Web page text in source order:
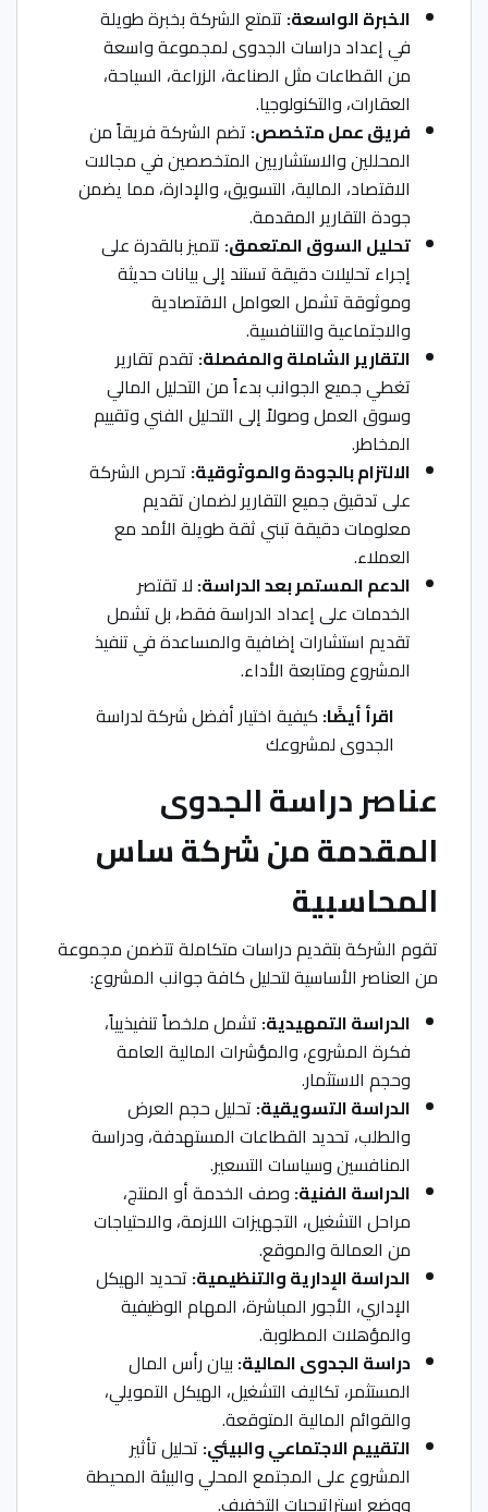
الخبرة الواسعة:تتمتع الشركة بخبرة طويلة
في إعداد دراسات الجدوى لمجموعة واسعة
من القطاعات مثل الصناعة، الزراعة، السياحة،
العقارات، والتكنولوجيا.
فريق عمل متخصص:تضم الشركة فريقاً من
المحللين والاستشاريين المتخصصين في مجالات
الاقتصاد، المالية، التسويق، والإدارة، مما يضمن
جودة التقارير المقدمة.
تحليل السوق المتعمق:تتميز بالقدرة على
إجراء تحليلات دقيقة تستند إلى بيانات حديثة
وموثوقة تشمل العوامل الاقتصادية
والاجتماعية والتنافسية.
التقارير الشاملة والمفصلة:تقدم تقارير
تغطي جميع الجوانب بدءاً من التحليل المالي
وسوق العمل وصولاً إلى التحليل الفني وتقييم
المخاطر.
الالتزام بالجودة والموثوقية:تحرص الشركة
على تدقيق جميع التقارير لضمان تقديم
معلومات دقيقة تبني ثقة طويلة الأمد مع
العملاء.
الدعم المستمر بعد الدراسة:لا تقتصر
الخدمات على إعداد الدراسة فقط، بل تشمل
تقديم استشارات إضافية والمساعدة في تنفيذ
المشروع ومتابعة الأداء.
اقرأ أيضًا: كيفية اختيار أفضل شركة لدراسة
الجدوى لمشروعك
عناصر دراسة الجدوى
المقدمة من شركة ساس
المحاسبية
تقوم الشركة بتقديم دراسات متكاملة تتضمن مجموعة
من العناصر الأساسية لتحليل كافة جوانب المشروع:
الدراسة التمهيدية:تشمل ملخصاً تنفيذيياً،
فكرة المشروع، والمؤشرات المالية العامة
وحجم الاستثمار.
الدراسة التسويقية:تحليل حجم العرض
والطلب، تحديد القطاعات المستهدفة، ودراسة
المنافسين وسياسات التسعير.
الدراسة الفنية:وصف الخدمة أو المنتج،
مراحل التشغيل، التجهيزات اللازمة، والاحتياجات
من العمالة والموقع.
الدراسة الإدارية والتنظيمية:تحديد الهيكل
الإداري، الأجور المباشرة، المهام الوظيفية
والمؤهلات المطلوبة.
دراسة الجدوى المالية:بيان رأس المال
المستثمر، تكاليف التشغيل، الهيكل التمويلي،
والقوائم المالية المتوقعة.
التقييم الاجتماعي والبيئي:تحليل تأثير
المشروع على المجتمع المحلي والبيئة المحيطة
ووضع استراتيجيات التخفيف.